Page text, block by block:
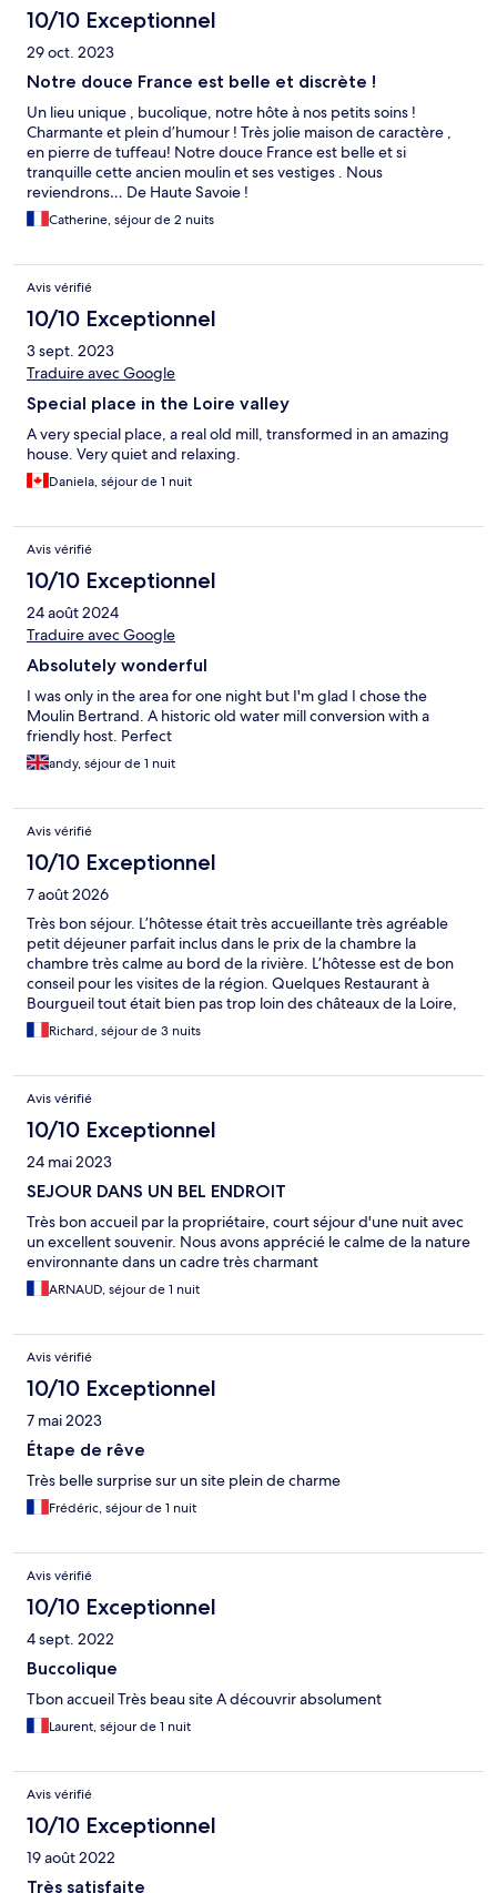
10/10 Exceptionnel
29 oct. 2023
Notre douce France est belle et discrète !
Un lieu unique , bucolique, notre hôte à nos petits soins !
Charmante et plein d’humour ! Très jolie maison de caractère ,
en pierre de tuffeau! Notre douce France est belle et si
tranquille cette ancien moulin et ses vestiges . Nous
reviendrons… De Haute Savoie !
Catherine, séjour de 2 nuits
Avis vérifié
10/10 Exceptionnel
3 sept. 2023
Traduire avec Google
Special place in the Loire valley
A very special place, a real old mill, transformed in an amazing
house. Very quiet and relaxing.
Daniela, séjour de 1 nuit
Avis vérifié
10/10 Exceptionnel
24 août 2024
Traduire avec Google
Absolutely wonderful
I was only in the area for one night but I'm glad I chose the
Moulin Bertrand. A historic old water mill conversion with a
friendly host. Perfect
andy, séjour de 1 nuit
Avis vérifié
10/10 Exceptionnel
7 août 2026
Très bon séjour. L’hôtesse était très accueillante très agréable
petit déjeuner parfait inclus dans le prix de la chambre la
chambre très calme au bord de la rivière. L’hôtesse est de bon
conseil pour les visites de la région. Quelques Restaurant à
Bourgueil tout était bien pas trop loin des châteaux de la Loire,
parfait comme pied-à-terre.
Richard, séjour de 3 nuits
Avis vérifié
10/10 Exceptionnel
24 mai 2023
SEJOUR DANS UN BEL ENDROIT
Très bon accueil par la propriétaire, court séjour d'une nuit avec
un excellent souvenir. Nous avons apprécié le calme de la nature
environnante dans un cadre très charmant
ARNAUD, séjour de 1 nuit
Avis vérifié
10/10 Exceptionnel
7 mai 2023
Étape de rêve
Très belle surprise sur un site plein de charme
Frédéric, séjour de 1 nuit
Avis vérifié
10/10 Exceptionnel
4 sept. 2022
Buccolique
Tbon accueil Très beau site A découvrir absolument
Laurent, séjour de 1 nuit
Avis vérifié
10/10 Exceptionnel
19 août 2022
Très satisfaite